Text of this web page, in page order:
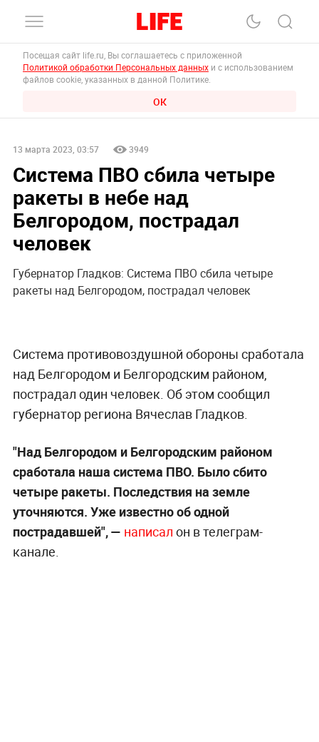
Посещая сайт life.ru, Вы соглашаетесь с приложенной
Политикой обработки Персональных данных и с использованием
файлов cookie, указанных в данной Политике.
ОК
13 марта 2023, 03:57 3949
Система ПВО сбила четыре
ракеты в небе над
Белгородом, пострадал
человек
Губернатор Гладков: Система ПВО сбила четыре
ракеты над Белгородом, пострадал человек
Система противовоздушной обороны сработала
над Белгородом и Белгородским районом,
пострадал один человек. Об этом сообщил
губернатор региона Вячеслав Гладков.
"Над Белгородом и Белгородским районом
сработала наша система ПВО. Было сбито
четыре ракеты. Последствия на земле
уточняются. Уже известно об одной
пострадавшей", — написал он в телеграм-
канале.